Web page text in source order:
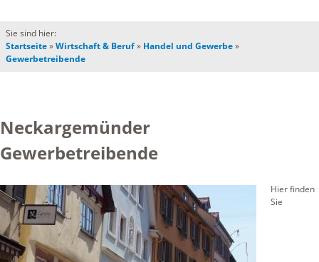
Sie sind hier:
Startseite»Wirtschaft & Beruf» Handel und Gewerbe»
Gewerbetreibende
Neckargemünder
Gewerbetreibende
Hier finden
Sie